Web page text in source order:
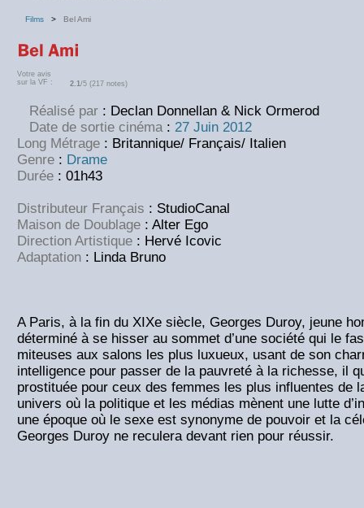
Films > Bel Ami
Votre avis
sur la VF :
2.1/5 (217 notes)
Réalisé par : Declan Donnellan & Nick Ormerod
Date de sortie cinéma : 27 Juin 2012
Long Métrage : Britannique/ Français/ Italien
Genre : Drame
Durée : 01h43
Distributeur Français : StudioCanal
Maison de Doublage : Alter Ego
Direction Artistique : Hervé Icovic
Adaptation : Linda Bruno
A Paris, à la fin du XIXe siècle, Georges Duroy, jeune
déterminé à se hisser au sommet d’une société qui le
miteuses aux salons les plus luxueux, usant de son
intelligence pour passer de la pauvreté à la richesse, il
prostituée pour ceux des femmes les plus influentes de
univers où la politique et les médias mènent une lutte
une époque où le sexe est synonyme de pouvoir et la
Georges Duroy ne reculera devant rien pour réussir.